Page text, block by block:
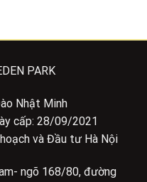
PARK
Nhật Minh
cấp: 28/09/2021
và Đầu tư Hà Nội
ngõ 168/80, đường